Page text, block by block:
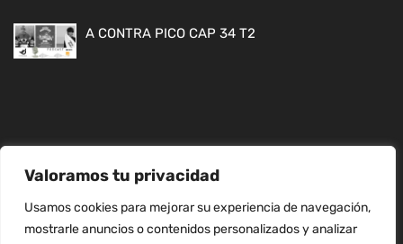
Valoramos tu privacidad
Usamos cookies para mejorar su experiencia de navegación,
mostrarle anuncios o contenidos personalizados y analizar
A CONTRA PICO CAP 34 T2
CONTACTO